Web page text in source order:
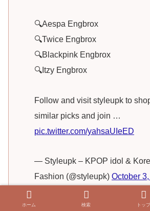
🔍Aespa Engbrox
🔍Twice Engbrox
🔍Blackpink Engbrox
🔍Itzy Engbrox
Follow and visit styleupk to
similar picks and join …
pic.twitter.com/yahsaUIeED
— Styleupk – KPOP idol &
Fashion (@styleupk) October
ホーム 検索 トップ